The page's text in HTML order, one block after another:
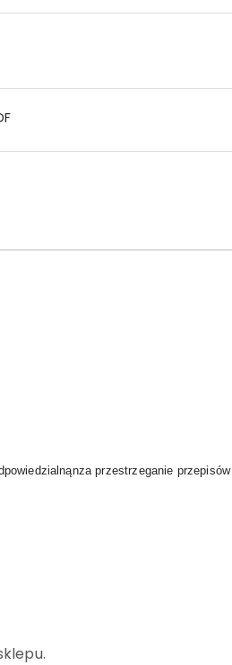
przestrzeganie przepisów